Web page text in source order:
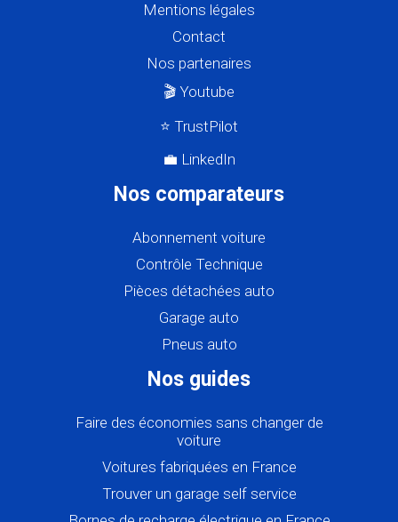
Mentions légales
Contact
Nos partenaires
🎬 Youtube
⭐ TrustPilot
💼 LinkedIn
Nos comparateurs
Abonnement voiture
Contrôle Technique
Pièces détachées auto
Garage auto
Pneus auto
Nos guides
Faire des économies sans changer de
voiture
Voitures fabriquées en France
Trouver un garage self service